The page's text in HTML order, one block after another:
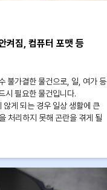
켜짐, 컴퓨터 포맷 등
불가결한 물건으로, 일, 여가 등
시 필요한 물건입니다.
게 되는 경우 일상 생활에 큰
처리하지 못해 곤란을 겪게 될